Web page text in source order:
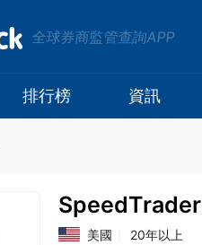
全球券商監管查詢APP
排行榜 資訊
SpeedTrader
美國 20年以上